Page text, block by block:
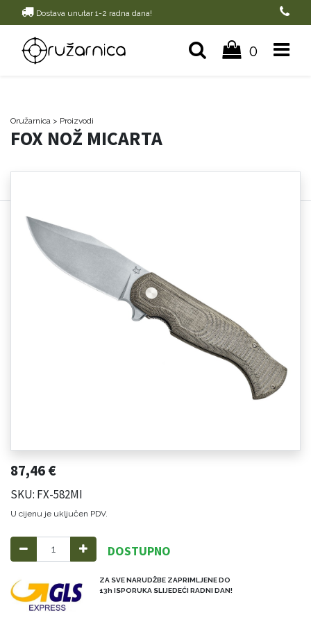
Dostava unutar 1-2 radna dana!
0
Oružarnica > Proizvodi
FOX NOŽ MICARTA
87,46€
SKU: FX-582MI
U cijenu je uključen PDV.
DOSTUPNO
ZA SVE NARUDŽBE ZAPRIMLJENE DO
13h ISPORUKA SLIJEDEĆI RADNI DAN!